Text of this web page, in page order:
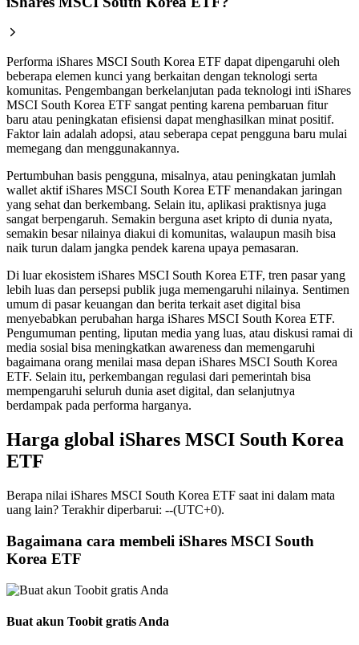
Performa iShares MSCI South Korea ETF dapat dipengaruhi oleh
beberapa elemen kunci yang berkaitan dengan teknologi serta
komunitas. Pengembangan berkelanjutan pada teknologi inti iShares
MSCI South Korea ETF sangat penting karena pembaruan fitur
baru atau peningkatan efisiensi dapat menghasilkan minat positif.
Faktor lain adalah adopsi, atau seberapa cepat pengguna baru mulai
memegang dan menggunakannya.
Pertumbuhan basis pengguna, misalnya, atau peningkatan jumlah
wallet aktif iShares MSCI South Korea ETF menandakan jaringan
yang sehat dan berkembang. Selain itu, aplikasi praktisnya juga
sangat berpengaruh. Semakin berguna aset kripto di dunia nyata,
semakin besar nilainya diakui di komunitas, walaupun masih bisa
naik turun dalam jangka pendek karena upaya pemasaran.
Di luar ekosistem iShares MSCI South Korea ETF, tren pasar yang
lebih luas dan persepsi publik juga memengaruhi nilainya. Sentimen
umum di pasar keuangan dan berita terkait aset digital bisa
menyebabkan perubahan harga iShares MSCI South Korea ETF.
Pengumuman penting, liputan media yang luas, atau diskusi ramai di
media sosial bisa meningkatkan awareness dan memengaruhi
bagaimana orang menilai masa depan iShares MSCI South Korea
ETF. Selain itu, perkembangan regulasi dari pemerintah bisa
mempengaruhi seluruh dunia aset digital, dan selanjutnya
berdampak pada performa harganya.
Harga global iShares MSCI South Korea
ETF
Berapa nilai iShares MSCI South Korea ETF saat ini dalam mata
uang lain? Terakhir diperbarui: --(UTC+0).
Bagaimana cara membeli iShares MSCI South
Korea ETF
Buat akun Toobit gratis Anda